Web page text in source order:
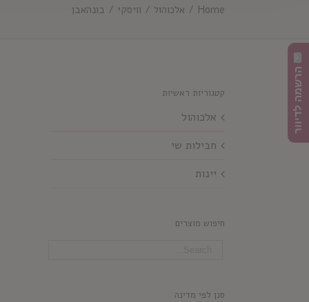
Home
/ אלכוהול / וויסקי / בונהאבן
קטגוריות ראשיות
אלכוהול
חבילות שי
יינות
חיפוש מוצרים
סנן לפי מדינה
הרשמה לדיוור